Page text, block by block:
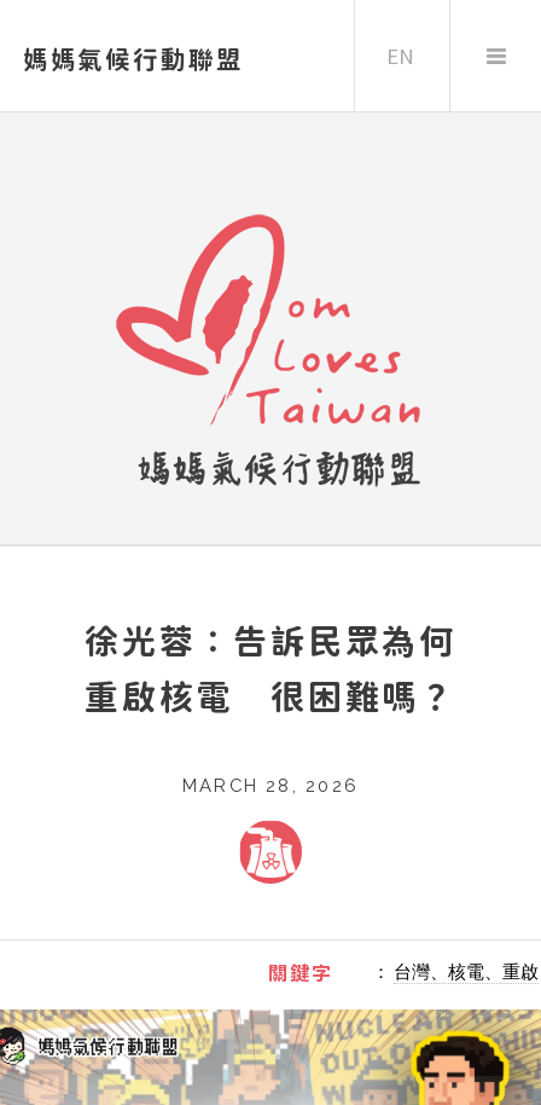
媽媽氣候行動聯盟 EN
徐光蓉：告訴民眾為何
重啟核電 很困難嗎？
MARCH 28, 2026
關鍵字 ： 台灣、核電、重啟